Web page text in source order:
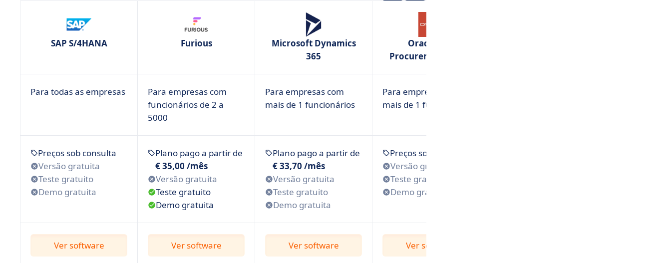
SAP S/4HANA Furious
Microsoft Dynamics
365
Oracle ERP
Procurement Cloud
Para todas as empresas
Para empresas com
funcionários de 2 a
5000
Para empresas com
mais de 1 funcionários
Para empresas com
mais de 1 funcionários
Preços sob consulta
Versão gratuita
Teste gratuito
Demo gratuita
Plano pago a partir de
€ 35,00 /mês
Versão gratuita
Teste gratuito
Demo gratuita
Plano pago a partir de
€ 33,70 /mês
Versão gratuita
Teste gratuito
Demo gratuita
Preços sob consulta
Versão gratuita
Teste gratuito
Demo gratuita
Ver software Ver software Ver software Ver software